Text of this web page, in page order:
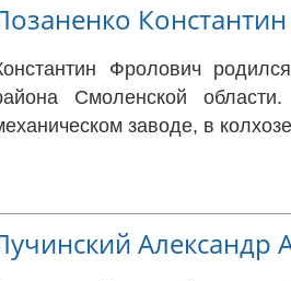
Фролович
Смоленской
заводе, в
Александр